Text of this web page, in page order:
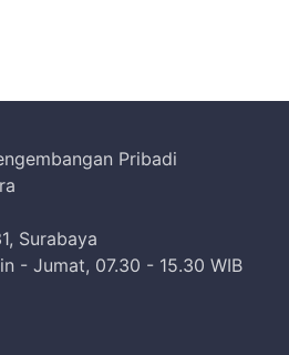
Pribadi
Surabaya
- Jumat, 07.30 - 15.30 WIB